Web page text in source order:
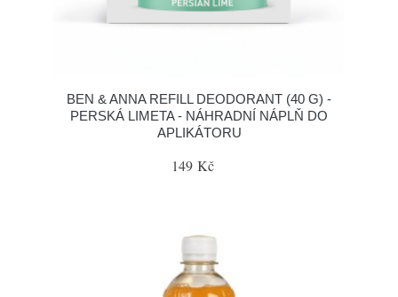
BEN & ANNA REFILL DEODORANT (40 G) -
PERSKÁ LIMETA - NÁHRADNÍ NÁPLŇ DO
APLIKÁTORU
149 Kč